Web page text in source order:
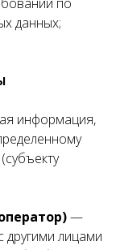
данных;
информация,
—
другими лицами